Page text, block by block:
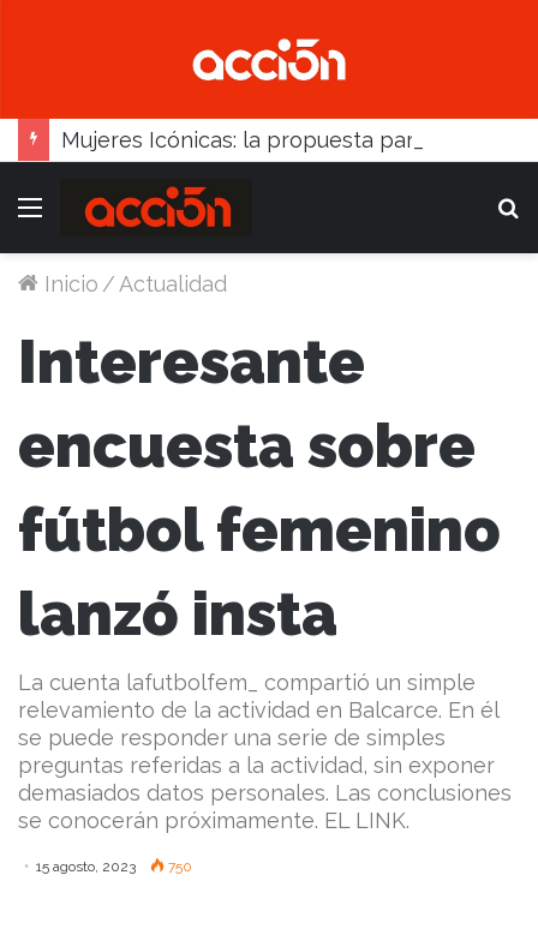
Menú
Inicio /Actualidad
Interesante
encuesta sobre
fútbol femenino
lanzó insta
La cuenta lafutbolfem_ compartió un simple
relevamiento de la actividad en Balcarce. En él
se puede responder una serie de simples
preguntas referidas a la actividad, sin exponer
demasiados datos personales. Las conclusiones
se conocerán próximamente. EL LINK.
15 agosto, 2023 750